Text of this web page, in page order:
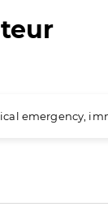
emergency,